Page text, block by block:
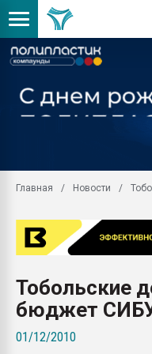
Главная Новости
Тобольские
бюджет
01/12/2010